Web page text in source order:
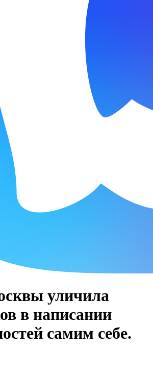
уличила
в написании
самим себе.